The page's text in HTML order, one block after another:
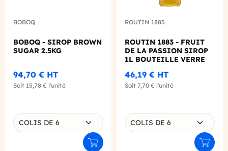
BOBOQ
BOBOQ - SIROP BROWN
SUGAR 2.5KG
94,70 € HT
Soit 15,78 € l'unité
Choisissez une déclinaison
COLIS DE 6
Ajouter au panier
ROUTIN 1883
ROUTIN 1883 - FRUIT
DE LA PASSION SIROP
1L BOUTEILLE VERRE
46,19 € HT
Soit 7,70 € l'unité
Choisissez une déclinaison
COLIS DE 6